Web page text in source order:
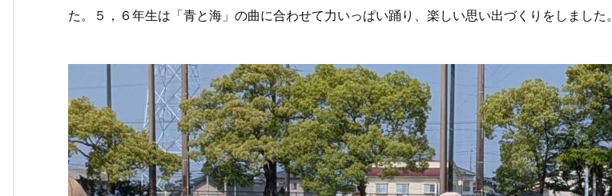
た。５，６年生は「青と海」の曲に合わせて力いっぱい踊り、楽しい思い出づくりをしました。